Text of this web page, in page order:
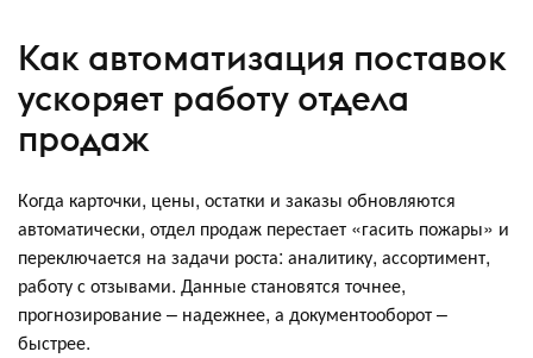
Как автоматизация поставок
ускоряет работу отдела
продаж
Когда карточки, цены, остатки и заказы обновляются
автоматически, отдел продаж перестает «гасить пожары» и
переключается на задачи роста: аналитику, ассортимент,
работу с отзывами. Данные становятся точнее,
прогнозирование – надежнее, а документооборот –
быстрее.